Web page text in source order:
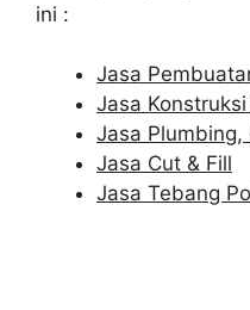
ini :
Jasa
Jasa
Jasa Plumbing,
Jasa Cut & Fill
Jasa Tebang